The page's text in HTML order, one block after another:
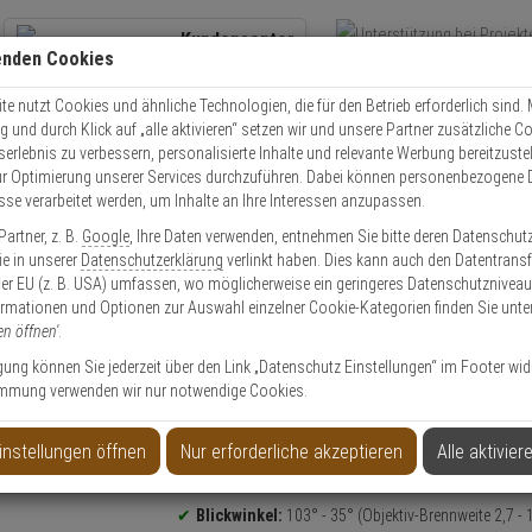
Kundencenter
Kontaktservice nutzen
Mo. - Do.: 8:00 - 16:30 Fr. 8:00 - 14:00 Uhr
Kameras Mobotix MOVE VandalDome Mx-VD2A-5-IR-VA
5-IR-VA
Produktinformationen
Blickwinkel: 103° - 35° (Objektiv-Brennweite 2,7 -
Cookies
nutzt Cookies und ähnliche Technologien, die für den Betrieb erforderlich sind.
und durch Klick auf „alle aktivieren“ setzen wir und unsere Partner zusätzliche
zu verbessern, personalisierte Inhalte und relevante Werbung
Optimierung unserer Services durchzuführen. Dabei können personenbezogene
verarbeitet werden, um Inhalte an Ihre Interessen anzupassen.
z. B. Google , Ihre Daten verwenden, entnehmen Sie bitte deren
in unserer Datenschutzerklärung verlinkt haben. Dies kann auch den
EU (z. B. USA) umfassen, wo möglicherweise ein geringeres Datenschutzniveau
und Optionen zur Auswahl einzelner Cookie-Kategorien finden Sie
öffnen'.
können Sie jederzeit über den Link „Datenschutz Einstellungen“ im Footer
verwenden wir nur notwendige Cookies.
öffnen Nur erforderliche akzeptieren Alle